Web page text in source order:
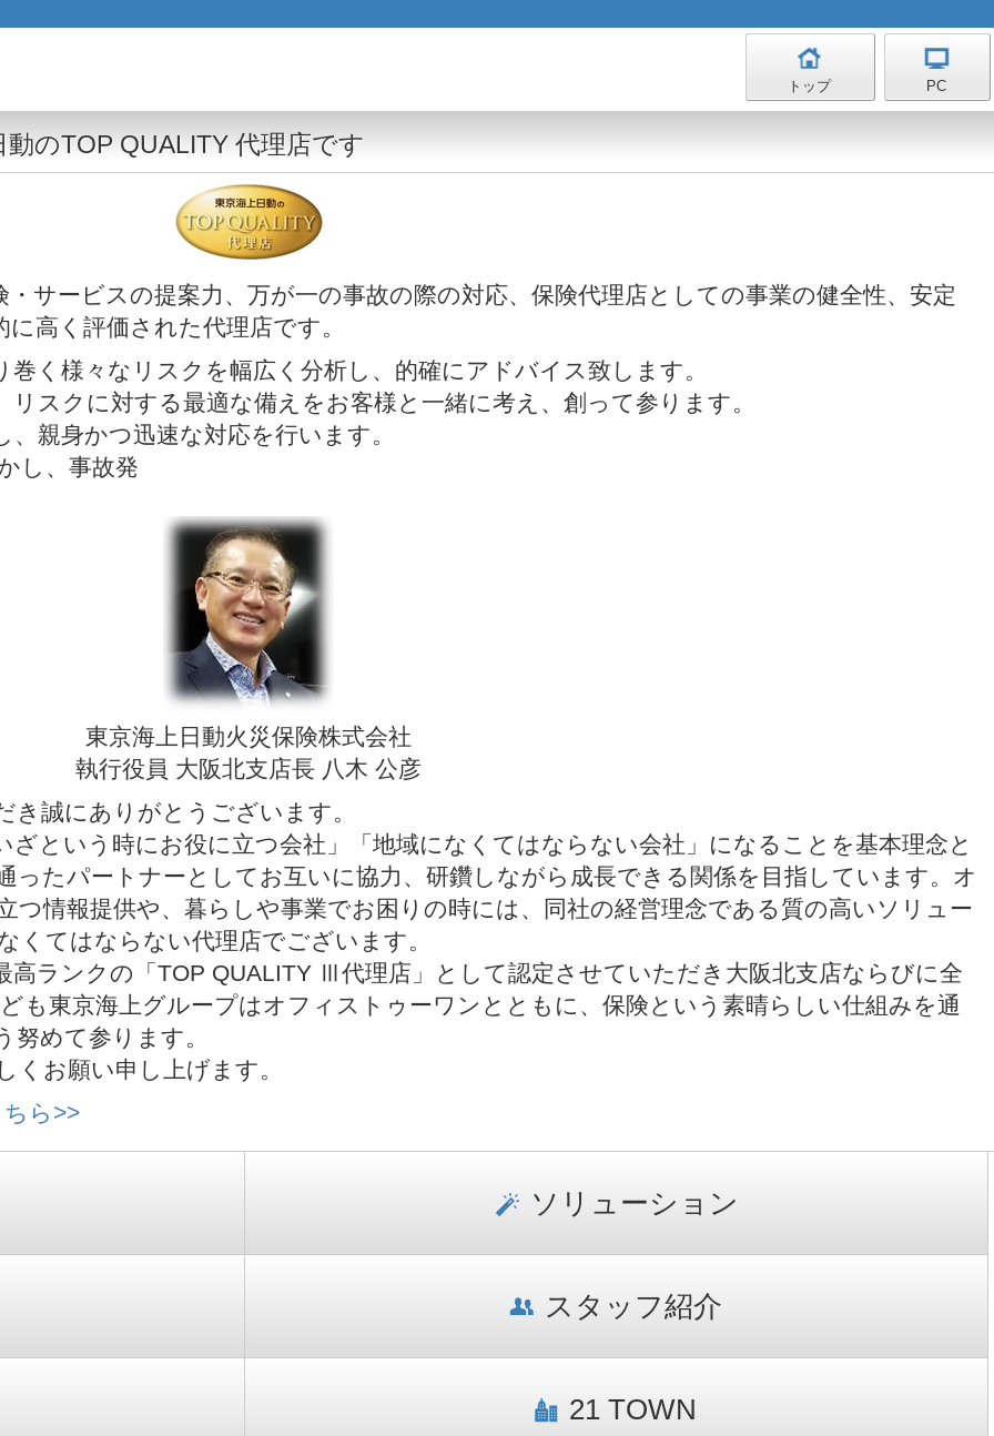
トップ PC
のTOP QUALITY 代理店です
サービスの提案力、万が一の事故の際の対応、保険代理店としての事業の健全性、安定
高く評価された代理店です。
く様々なリスクを幅広く分析し、的確にアドバイス致します。
スクに対する最適な備えをお客様と一緒に考え、創って参ります。
親身かつ迅速な対応を行います。
し、事故発
東京海上日動火災保険株式会社
執行役員 大阪北支店長 八木 公彦
誠にありがとうございます。
という時にお役に立つ会社」「地域になくてはならない会社」になることを基本理念と
ったパートナーとしてお互いに協力、研鑽しながら成長できる関係を目指しています。オ
情報提供や、暮らしや事業でお困りの時には、同社の経営理念である質の高いソリュー
てはならない代理店でございます。
高ランクの「TOP QUALITY Ⅲ代理店」として認定させていただき大阪北支店ならびに全
も東京海上グループはオフィストゥーワンとともに、保険という素晴らしい仕組みを通
めて参ります。
お願い申し上げます。
ら>>
ソリューション
スタッフ紹介
21 TOWN